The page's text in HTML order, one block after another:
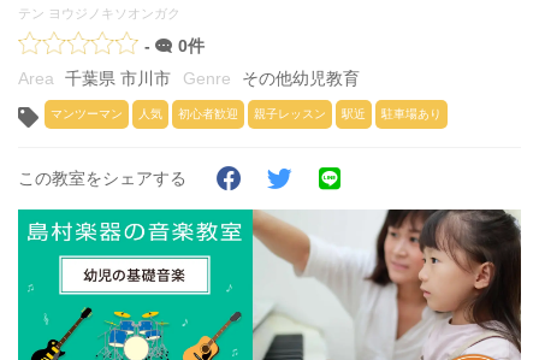
テン ヨウジノキソオンガク
-
0件
千葉県 市川市
その他幼児教育
マンツーマン 人気 初心者歓迎 親子レッスン 駅近 駐車場あり
この教室をシェアする